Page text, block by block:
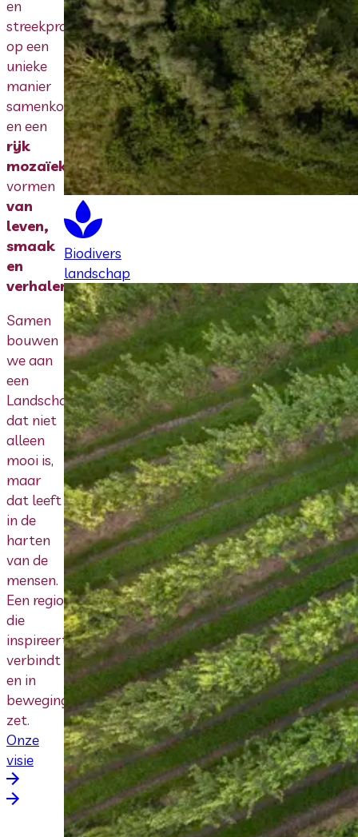
en
streekproducten
op een
unieke
manier
samenkomen
en een
rijk
mozaïek
vormen
van
leven,
smaak
en
verhalen.
Samen
bouwen
we aan
een
Landschapspark
dat niet
alleen
mooi is,
maar
dat leeft
in de
harten
van de
mensen.
Een regio
die
inspireert,
verbindt
en in
beweging
zet.
Onze
visie
Biodivers
landschap